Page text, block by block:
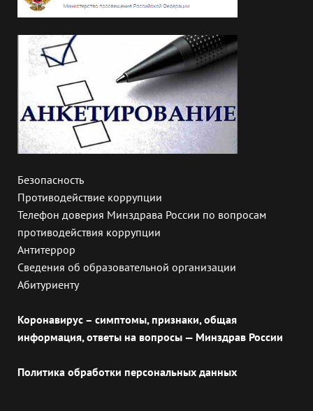
Безопасность
Противодействие коррупции
Телефон доверия Минздрава России по вопросам
противодействия коррупции
Антитеррор
Сведения об образовательной организации
Абитуриенту
Коронавирус – симптомы, признаки, общая
информация, ответы на вопросы — Минздрав России
Политика обработки персональных данных